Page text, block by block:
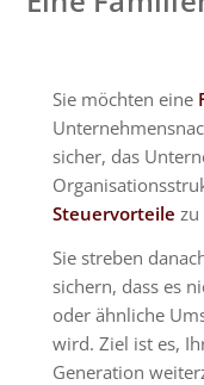
Sie möchten eine
sicher, das
Steuervorteilezu
Sie streben
sichern, dass es
oder ähnliche
wird. Ziel ist es,
Generation